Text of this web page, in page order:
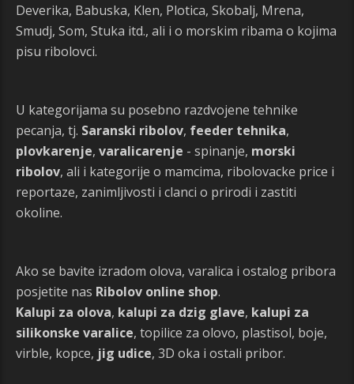
Deverika, Babuska, Klen, Plotica, Skobalj, Mrena,
Smudj, Som, Stuka itd., ali i o morskim ribama o kojima
pisu ribolovci.
U kategorijama su posebno razdvojene tehnike
pecanja, tj. Saranski ribolov, feeder tehnika,
plovkarenje, varalicarenje - spinanje, morski
ribolov, ali i kategorije o mamcima, ribolovacke price i
reportaze, zanimljivosti i clanci o prirodi i zastiti
okoline.
Ako se bavite izradom olova, varalica i ostalog pribora
posjetite nas Ribolov online shop.
Kalupi za olova, kalupi za dzig glave, kalupi za
silikonske varalice, topilice za olovo, plastisol, boje,
virble, kopce, jig udice, 3D oka i ostali pribor.